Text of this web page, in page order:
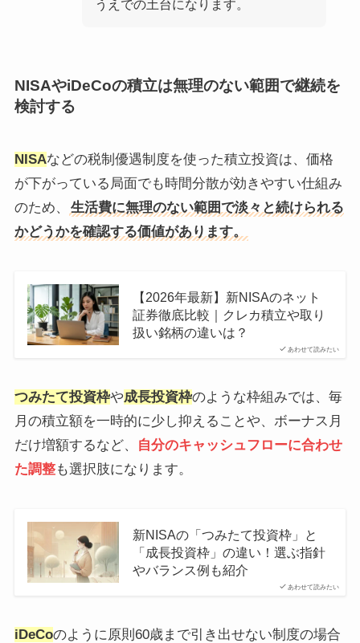
うえでの土台になります。
NISAやiDeCoの積立は無理のない範囲で継続を
検討する
NISAなどの税制優遇制度を使った積立投資は、価格
が下がっている局面でも時間分散が効きやすい仕組み
のため、
生活費に無理のない範囲で淡々と続けられる
かどうかを確認する価値があります。
あわせて読みたい
【2026年最新】新NISAのネット
証券徹底比較｜クレカ積立や取り
扱い銘柄の違いは？
つみたて投資枠や成長投資枠のような枠組みでは、毎
月の積立額を一時的に少し抑えることや、ボーナス月
だけ増額するなど、
自分のキャッシュフローに合わせ
た調整も選択肢になります。
あわせて読みたい
新NISAの「つみたて投資枠」と
「成長投資枠」の違い！選ぶ指針
やバランス例も紹介
iDeCoのように原則60歳まで引き出せない制度の場合